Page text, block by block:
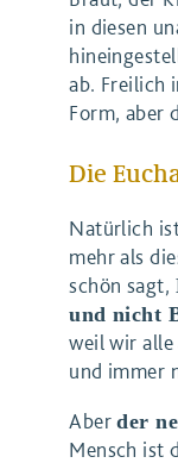
in diesen
ab. Freilich
Form, aber
Die
Natürlich
mehr als
schön sagt,
und nicht
weil wir alle
und immer
Aberder
Mensch ist